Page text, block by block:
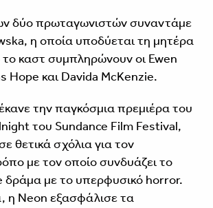
δύο πρωταγωνιστών συναντάμε
η οποία υποδύεται τη μητέρα
καστ συμπληρώνουν οι Ewen
Hope και Davida McKenzie.
την παγκόσμια πρεμιέρα του
του Sundance Film Festival,
θετικά σχόλια για τον
με τον οποίο συνδυάζει το
με το υπερφυσικό horror.
η Neon εξασφάλισε τα